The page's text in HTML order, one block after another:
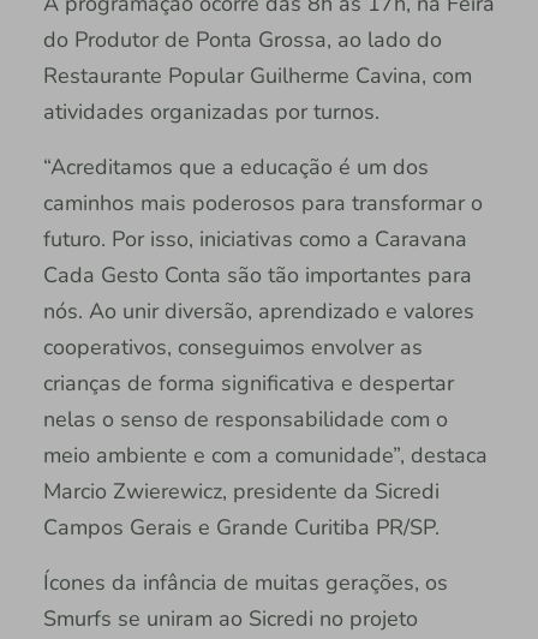
do Produtor de Ponta Grossa, ao lado do
Restaurante Popular Guilherme Cavina, com
atividades organizadas por turnos.
“Acreditamos que a educação é um dos
caminhos mais poderosos para transformar o
futuro. Por isso, iniciativas como a Caravana
Cada Gesto Conta são tão importantes para
nós. Ao unir diversão, aprendizado e valores
cooperativos, conseguimos envolver as
crianças de forma significativa e despertar
nelas o senso de responsabilidade com o
meio ambiente e com a comunidade”, destaca
Marcio Zwierewicz, presidente da Sicredi
Campos Gerais e Grande Curitiba PR/SP.
Ícones da infância de muitas gerações, os
Smurfs se uniram ao Sicredi no projeto